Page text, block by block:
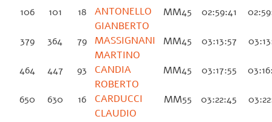
106 101 18
ANTONELLO
GIANBERTO
MM45 02:59:41
379 364 79
MASSIGNANI
MARTINO
MM45 03:13:57
464 447 93
CANDIA
ROBERTO
MM45 03:17:55
650 630 16
CARDUCCI
CLAUDIO
MM55 03:22:45